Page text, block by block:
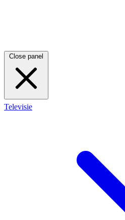
Close panel
Televisie